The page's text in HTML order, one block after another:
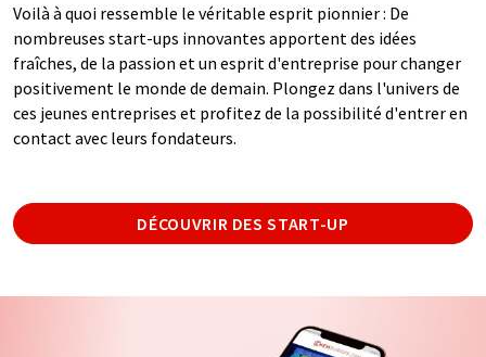
Voilà à quoi ressemble le véritable esprit pionnier : De
nombreuses start-ups innovantes apportent des idées
fraîches, de la passion et un esprit d'entreprise pour changer
positivement le monde de demain. Plongez dans l'univers de
ces jeunes entreprises et profitez de la possibilité d'entrer en
contact avec leurs fondateurs.
DÉCOUVRIR DES START-UP